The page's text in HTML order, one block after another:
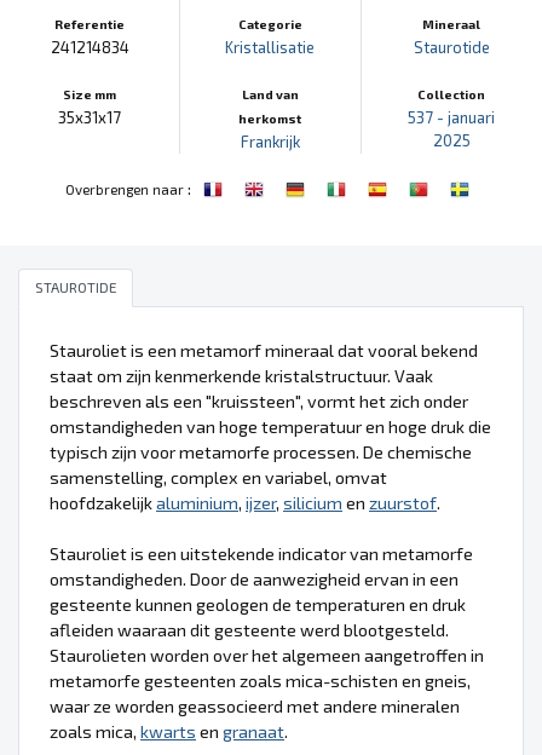
Referentie
241214834
Size mm
35x31x17
Categorie
Kristallisatie
Land van
herkomst
Frankrijk
Mineraal
Staurotide
Collection
537 - januari
2025
Overbrengen naar:
STAUROTIDE
Stauroliet is een metamorf mineraal dat vooral bekend
staat om zijn kenmerkende kristalstructuur. Vaak
beschreven als een "kruissteen", vormt het zich onder
omstandigheden van hoge temperatuur en hoge druk die
typisch zijn voor metamorfe processen. De chemische
samenstelling, complex en variabel, omvat
hoofdzakelijkaluminium, ijzer, silicium en zuurstof.
Stauroliet is een uitstekende indicator van metamorfe
omstandigheden. Door de aanwezigheid ervan in een
gesteente kunnen geologen de temperaturen en druk
afleiden waaraan dit gesteente werd blootgesteld.
Staurolieten worden over het algemeen aangetroffen in
metamorfe gesteenten zoals mica-schisten en gneis,
waar ze worden geassocieerd met andere mineralen
zoals mica, kwarts en granaat.